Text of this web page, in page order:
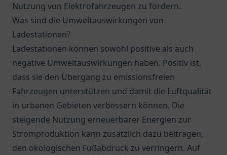
Nutzung von Elektrofahrzeugen zu fördern.
Was sind die Umweltauswirkungen von
Ladestationen?
Ladestationen können sowohl positive als auch
negative Umweltauswirkungen haben. Positiv ist,
dass sie den Übergang zu emissionsfreien
Fahrzeugen unterstützen und damit die Luftqualität
in urbanen Gebieten verbessern können. Die
steigende Nutzung erneuerbarer Energien zur
Stromproduktion kann zusätzlich dazu beitragen,
den ökologischen Fußabdruck zu verringern. Auf